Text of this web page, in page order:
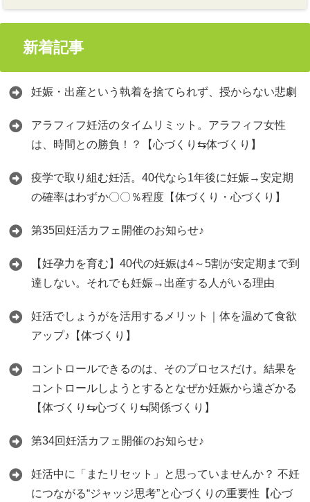
新着記事
妊娠・出産という執着を捨てられず、授からない悲劇
アラフィフ妊活のタイムリミット。アラフィフ女性
は、時間との勝負！？【心づくり⇆体づくり】
疫学で取り組む妊活。40代なら1年後に妊娠→安定期
の確率はわずか〇〇％程度【体づくり・心づくり】
第35回妊活カフェ開催のお知らせ♪
【妊孕力を育む】40代の妊娠は4～5割が安定期まで到
達しない。それでも妊娠→出産する人がいる理由
妊活でしょうがを活用するメリット｜体を温めて食欲
アップ♪【体づくり】
コントロールできるのは、そのプロセスだけ。結果を
コントロールしようとするとなぜか妊娠から遠ざかる
【体づくり⇆心づくり⇆関係づくり】
第34回妊活カフェ開催のお知らせ♪
妊活中に「またリセット」と思っていませんか？ 不妊
につながる“ジャッジ思考”と心づくりの重要性【心づ